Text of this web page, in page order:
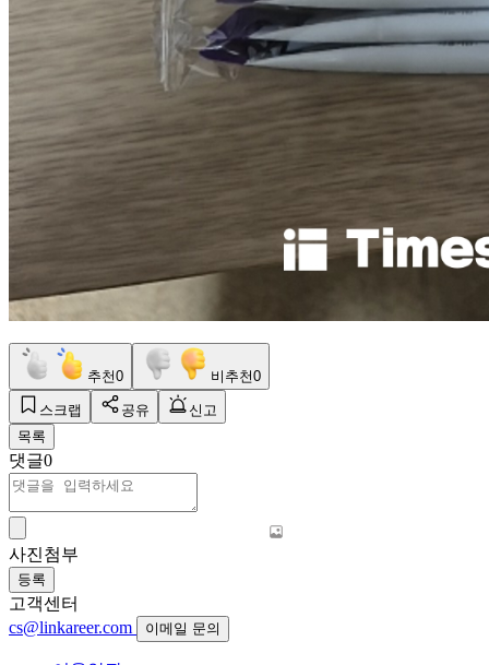
추천0 비추천0
스크랩 공유
신고
목록
댓글0
사진첨부
등록
고객센터
cs@linkareer.com
이메일 문의